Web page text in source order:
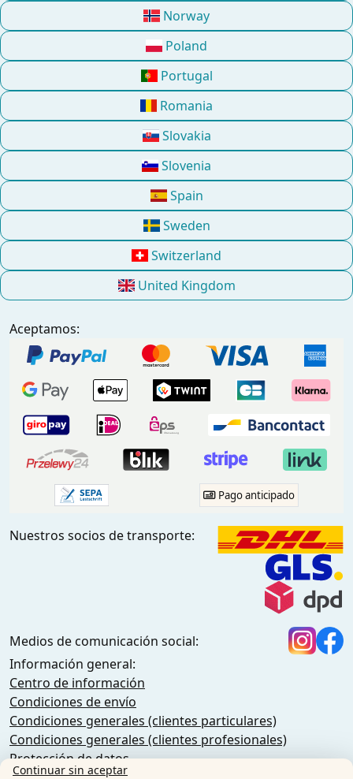
Norway
Poland
Portugal
Romania
Slovakia
Slovenia
Spain
Sweden
Switzerland
United Kingdom
Aceptamos:
Pago anticipado
Nuestros socios de transporte:
Medios de comunicación social:
Información general:
Centro de información
Condiciones de envío
Condiciones generales (clientes particulares)
Condiciones generales (clientes profesionales)
Protección de datos
Continuar sin aceptar